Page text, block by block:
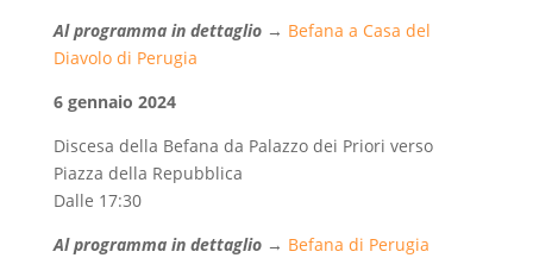
Al programma in dettaglio → Befana a Casa del
Diavolo di Perugia
6gennaio 2024
Discesa della Befana da Palazzo dei Priori verso
Piazza della Repubblica
Dalle 17:30
Al programma in dettaglio → Befana di Perugia